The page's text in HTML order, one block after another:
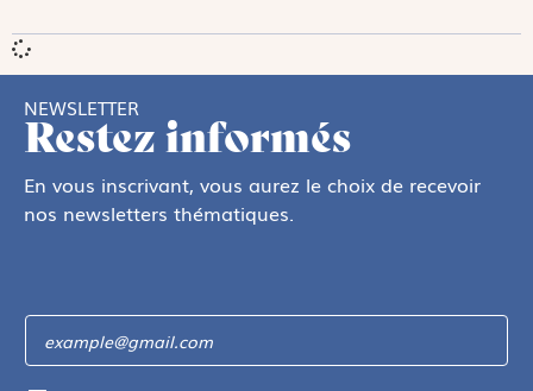
NEWSLETTER
Restez informés
En vous inscrivant, vous aurez le choix de recevoir
nos newsletters thématiques.